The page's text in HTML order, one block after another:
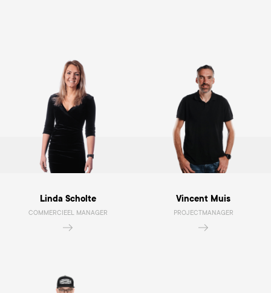
Linda Scholte
COMMERCIEEL MANAGER
Vincent Muis
PROJECTMANAGER